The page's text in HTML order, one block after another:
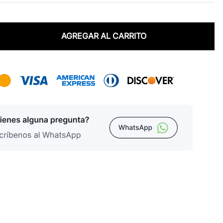
AGREGAR AL CARRITO